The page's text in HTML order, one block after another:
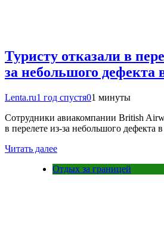
Туристу отказали в
за небольшого дефекта
Lenta.ru1 год спустя01 минуты
Сотрудники авиакомпании British
в перелете из-за небольшого дефекта
Читать далее
Отдых за границей